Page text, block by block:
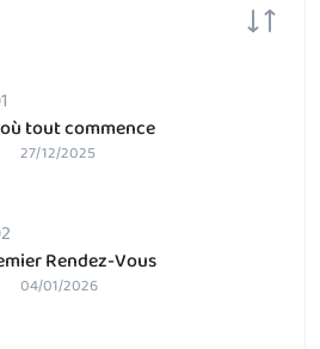
tout commence
27/12/2025
Rendez-Vous
04/01/2026